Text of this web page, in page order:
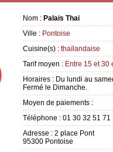
Nom : Palais Thai
Ville : Pontoise
Cuisine(s) : thaïlandaise
Tarif moyen : Entre 15 et 30
Horaires : Du lundi au
Fermé le Dimanche.
Moyen de paiements :
Téléphone : 01 30 32 51 71
Adresse : 2 place Pont
95300 Pontoise